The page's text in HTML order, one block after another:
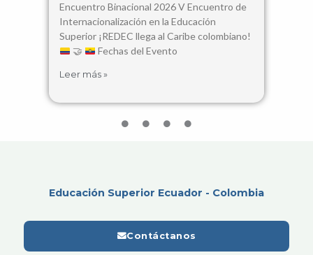
Encuentro Binacional 2026 V Encuentro de
Internacionalización en la Educación
Superior ¡REDEC llega al Caribe colombiano!
🤝
Fechas del Evento
Leer más »
Educación Superior Ecuador - Colombia
Contáctanos